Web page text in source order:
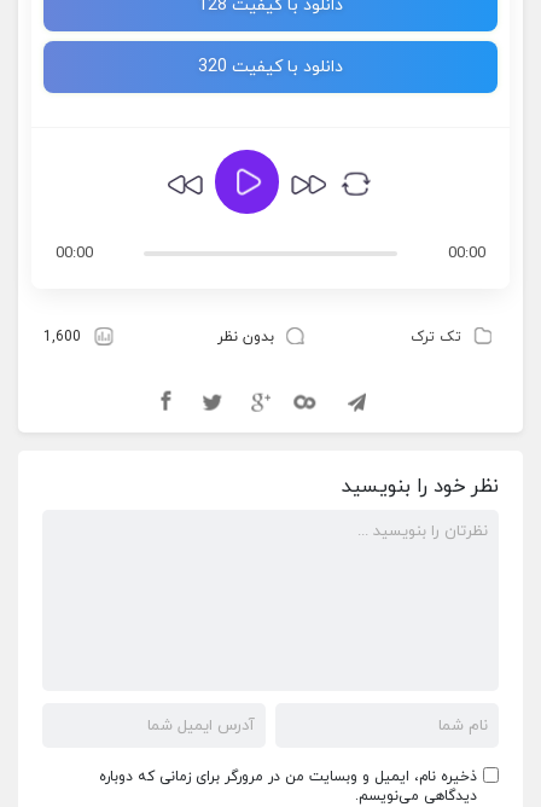
دانلود با کیفیت 128
دانلود با کیفیت 320
00:00
00:00
تک ترک بدون نظر 1,600
نظر خود را بنویسید
ذخیره نام، ایمیل و وبسایت من در مرورگر برای زمانی که دوباره
دیدگاهی می‌نویسم.